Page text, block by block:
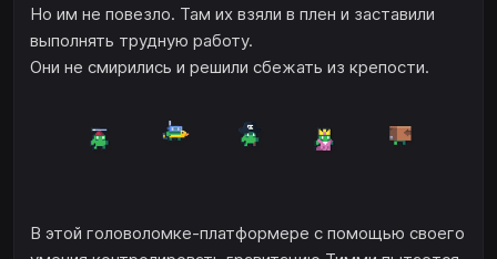
Но им не повезло. Там их взяли в плен и заставили
выполнять трудную работу.
Они не смирились и решили сбежать из крепости.
В этой головоломке-платформере с помощью своего